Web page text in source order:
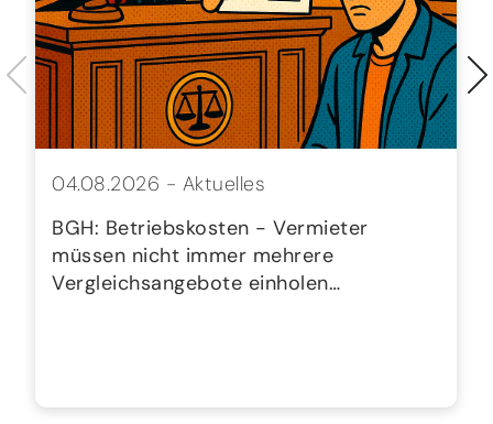
04.08.2026 - Aktuelles
BGH: Betriebskosten - Vermieter
müssen nicht immer mehrere
Vergleichsangebote einholen…